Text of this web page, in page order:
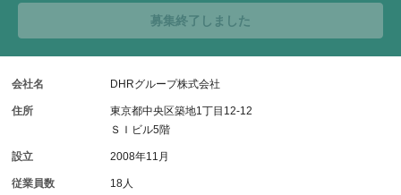
募集終了しました
会社名 DHRグループ株式会社
住所
東京都中央区築地1丁目12-12
ＳＩビル5階
設立 2008年11月
従業員数 18人